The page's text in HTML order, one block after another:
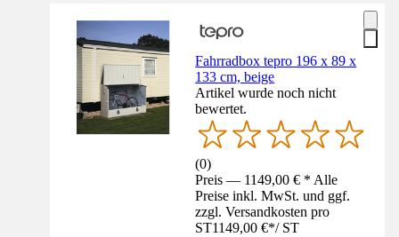
Fahrradbox tepro 196 x 89 x
133 cm, beige
Artikel wurde noch nicht
bewertet.
(0)
Preis — 1149,00 € * Alle
Preise inkl. MwSt. und ggf.
zzgl. Versandkosten pro
ST1149,00 €*/ ST